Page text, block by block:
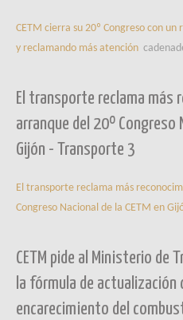
CETM cierra su 20º Congreso con
y reclamando más atención
El transporte reclama más
arranque del 20º Congreso
Gijón - Transporte 3
El transporte reclama más
Congreso Nacional de la CETM en
CETM pide al Ministerio de
la fórmula de
encarecimiento del